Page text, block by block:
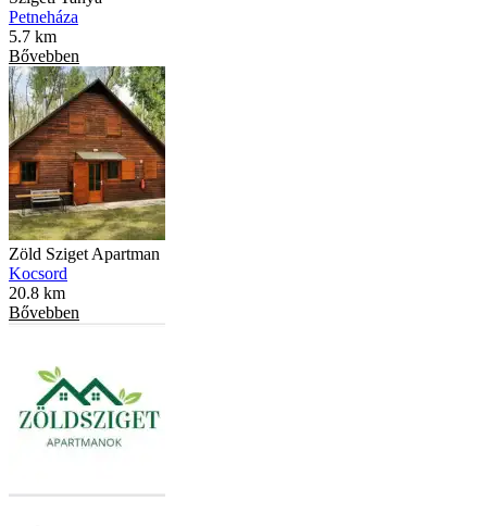
Petneháza
5.7 km
Bővebben
Zöld Sziget Apartman
Kocsord
20.8 km
Bővebben